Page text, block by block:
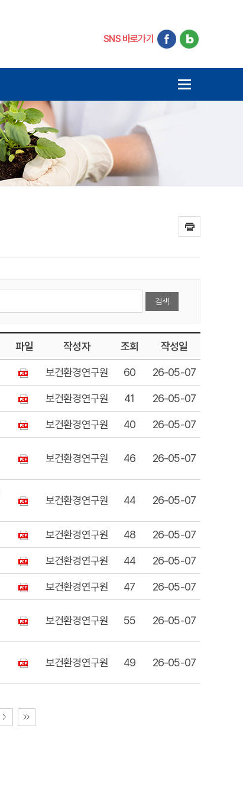
SNS 바로가기
파일 작성자 조회 작성일
보건환경연구원 60 26-05-07
보건환경연구원 41 26-05-07
보건환경연구원 40 26-05-07
보건환경연구원 46 26-05-07
보건환경연구원 44 26-05-07
보건환경연구원 48 26-05-07
보건환경연구원 44 26-05-07
보건환경연구원 47 26-05-07
보건환경연구원 55 26-05-07
보건환경연구원 49 26-05-07